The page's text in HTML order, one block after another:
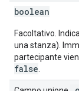
boolean
Facoltativo.
una stanza).
partecipante
false